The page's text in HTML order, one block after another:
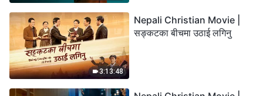
3:13:48
Nepali Christian Movie |
सङ्कटका बीचमा उठाई लगिनु